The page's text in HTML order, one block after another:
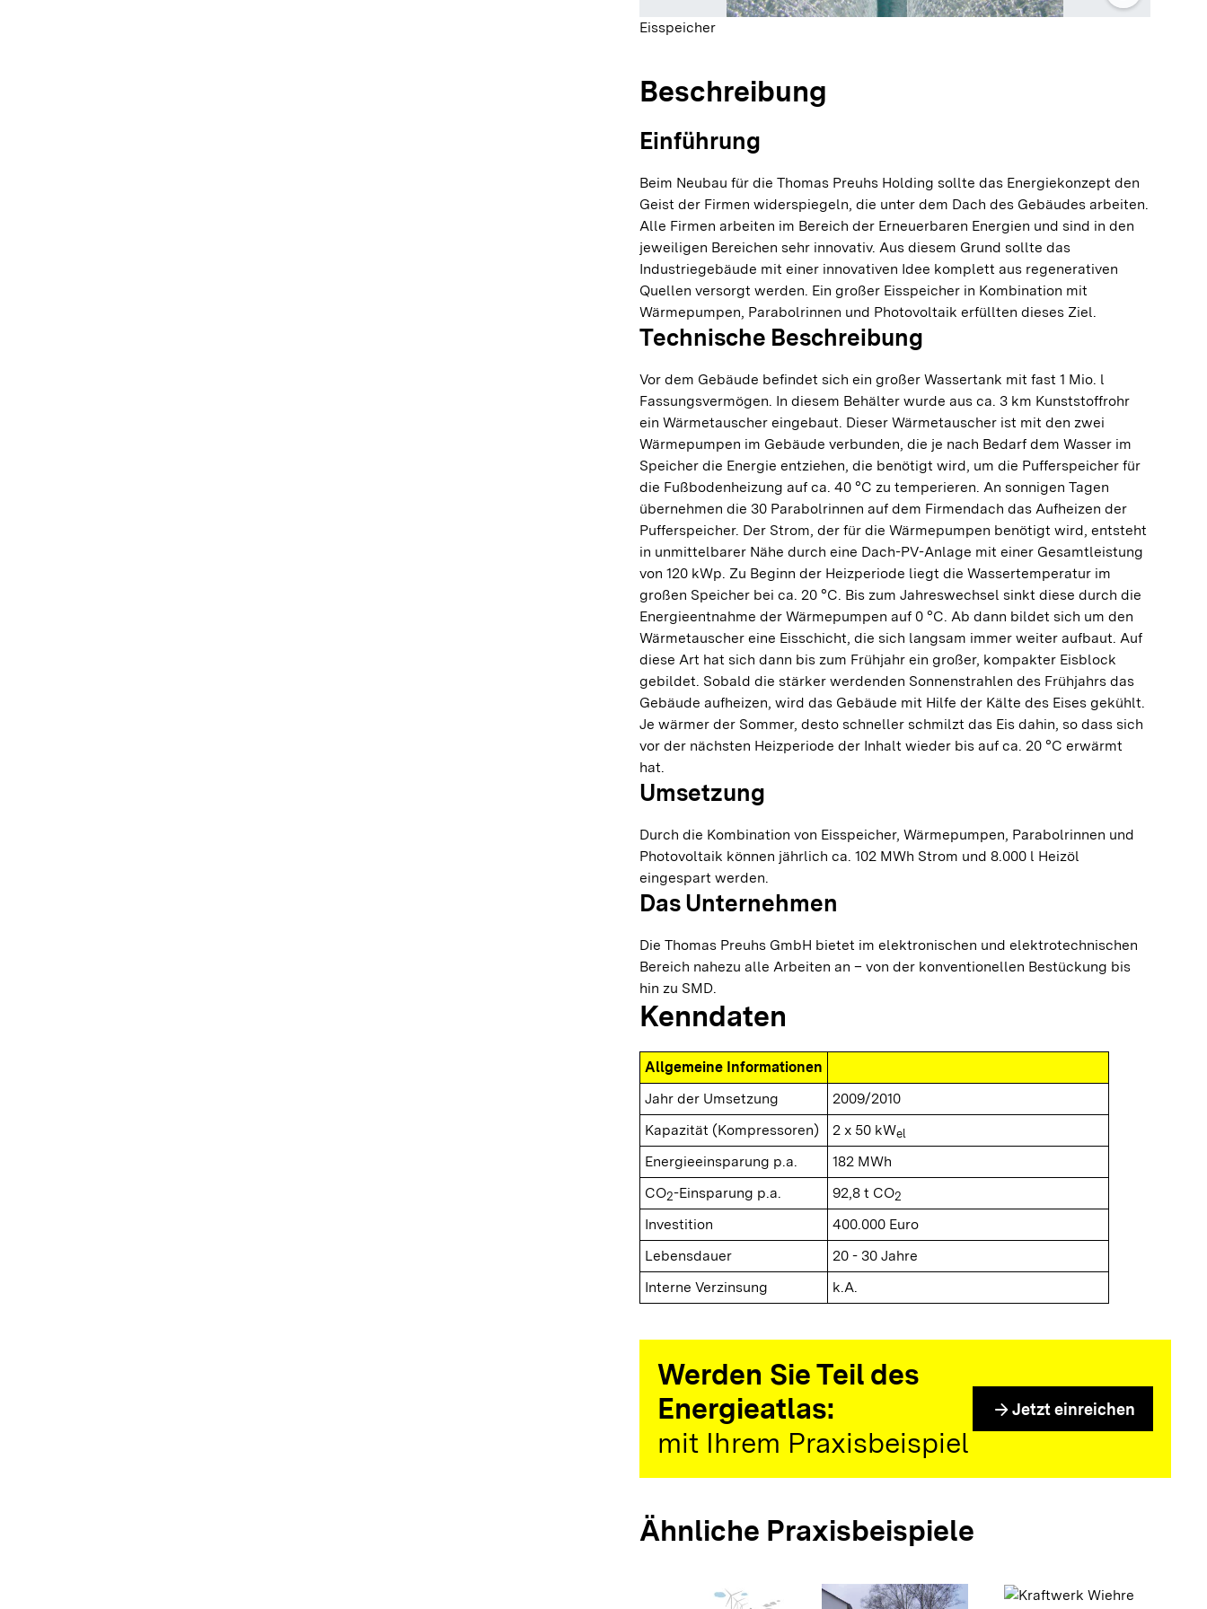
Eisspeicher
Beschreibung
Einführung
Beim Neubau für die Thomas Preuhs Holding sollte das Energiekonzept den
Geist der Firmen widerspiegeln, die unter dem Dach des Gebäudes arbeiten.
Alle Firmen arbeiten im Bereich der Erneuerbaren Energien und sind in den
jeweiligen Bereichen sehr innovativ. Aus diesem Grund sollte das
Industriegebäude mit einer innovativen Idee komplett aus regenerativen
Quellen versorgt werden. Ein großer Eisspeicher in Kombination mit
Wärmepumpen, Parabolrinnen und Photovoltaik erfüllten dieses Ziel.
Technische Beschreibung
Vor dem Gebäude befindet sich ein großer Wassertank mit fast 1 Mio. l
Fassungsvermögen. In diesem Behälter wurde aus ca. 3 km Kunststoffrohr
ein Wärmetauscher eingebaut. Dieser Wärmetauscher ist mit den zwei
Wärmepumpen im Gebäude verbunden, die je nach Bedarf dem Wasser im
Speicher die Energie entziehen, die benötigt wird, um die Pufferspeicher für
die Fußbodenheizung auf ca. 40 °C zu temperieren. An sonnigen Tagen
übernehmen die 30 Parabolrinnen auf dem Firmendach das Aufheizen der
Pufferspeicher. Der Strom, der für die Wärmepumpen benötigt wird, entsteht
in unmittelbarer Nähe durch eine Dach-PV-Anlage mit einer Gesamtleistung
von 120 kWp. Zu Beginn der Heizperiode liegt die Wassertemperatur im
großen Speicher bei ca. 20 °C. Bis zum Jahreswechsel sinkt diese durch die
Energieentnahme der Wärmepumpen auf 0 °C. Ab dann bildet sich um den
Wärmetauscher eine Eisschicht, die sich langsam immer weiter aufbaut. Auf
diese Art hat sich dann bis zum Frühjahr ein großer, kompakter Eisblock
gebildet. Sobald die stärker werdenden Sonnenstrahlen des Frühjahrs das
Gebäude aufheizen, wird das Gebäude mit Hilfe der Kälte des Eises gekühlt.
Je wärmer der Sommer, desto schneller schmilzt das Eis dahin, so dass sich
vor der nächsten Heizperiode der Inhalt wieder bis auf ca. 20 °C erwärmt
hat.
Umsetzung
Durch die Kombination von Eisspeicher, Wärmepumpen, Parabolrinnen und
Photovoltaik können jährlich ca. 102 MWh Strom und 8.000 l Heizöl
eingespart werden.
Das Unternehmen
Die Thomas Preuhs GmbH bietet im elektronischen und elektrotechnischen
Bereich nahezu alle Arbeiten an – von der konventionellen Bestückung bis
hin zu SMD.
Kenndaten
Allgemeine Informationen
Jahr der Umsetzung
2009/2010
Kapazität (Kompressoren)
2 x 50 kWel
Energieeinsparung p.a.
182 MWh
CO2-Einsparung p.a. 92,8 t CO2
Investition
400.000 Euro
Lebensdauer
20 - 30 Jahre
Interne Verzinsung
k.A.
Werden Sie Teil des
Energieatlas:
mit Ihrem Praxisbeispiel
arrow_forward Jetzt einreichen
Ähnliche Praxisbeispiele